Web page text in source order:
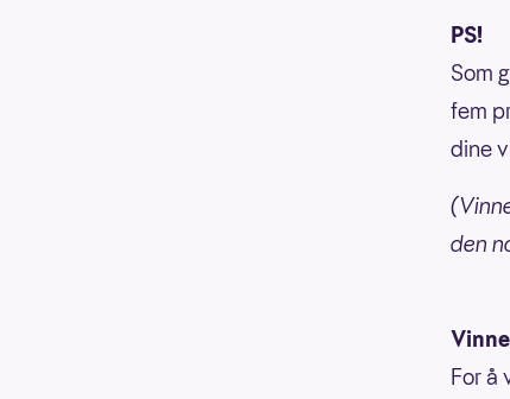
PS!
Som
fem
dine
den
For å